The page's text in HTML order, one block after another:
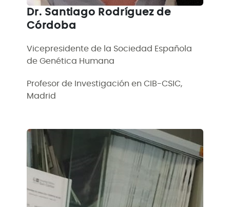
Dr. Santiago Rodríguez de
Córdoba
Vicepresidente de la Sociedad Española
de Genética Humana
Profesor de Investigación en CIB-CSIC,
Madrid